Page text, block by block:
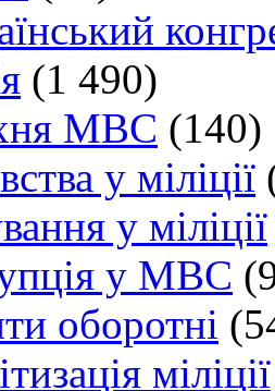
(1 490)
МВС (140)
у міліції
у міліції
у МВС
оборотні
міліції